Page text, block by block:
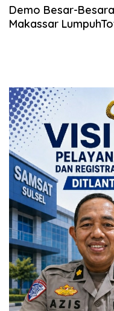
Demo Besar-
Makassar